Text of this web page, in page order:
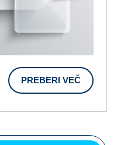
PREBERI VEČ
VEČ